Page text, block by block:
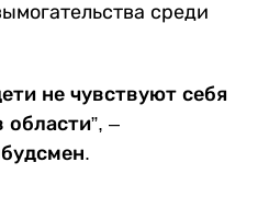
среди
не чувствуют себя
–